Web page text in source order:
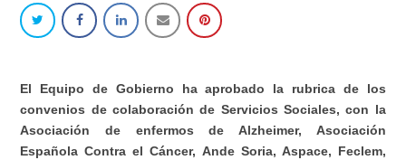
El Equipo de Gobierno ha aprobado la rubrica de los
convenios de colaboración de Servicios Sociales, con la
Asociación de enfermos de Alzheimer, Asociación
Española Contra el Cáncer, Ande Soria, Aspace, Feclem,